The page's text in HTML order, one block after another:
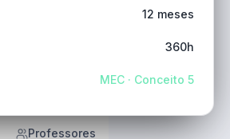
Professores
12 meses
360h
MEC · Conceito 5